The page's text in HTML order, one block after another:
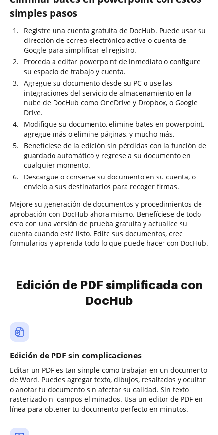
simples pasos
Registre una cuenta gratuita de DocHub. Puede usar su
dirección de correo electrónico activa o cuenta de
Google para simplificar el registro.
Proceda a editar powerpoint de inmediato o configure
su espacio de trabajo y cuenta.
Agregue su documento desde su PC o use las
integraciones del servicio de almacenamiento en la
nube de DocHub como OneDrive y Dropbox, o Google
Drive.
Modifique su documento, elimine bates en powerpoint,
agregue más o elimine páginas, y mucho más.
Benefíciese de la edición sin pérdidas con la función de
guardado automático y regrese a su documento en
cualquier momento.
Descargue o conserve su documento en su cuenta, o
envíelo a sus destinatarios para recoger firmas.
Mejore su generación de documentos y procedimientos de
aprobación con DocHub ahora mismo. Benefíciese de todo
esto con una versión de prueba gratuita y actualice su
cuenta cuando esté listo. Edite sus documentos, cree
formularios y aprenda todo lo que puede hacer con DocHub.
Edición de PDF simplificada con
DocHub
Edición de PDF sin complicaciones
Editar un PDF es tan simple como trabajar en un documento
de Word. Puedes agregar texto, dibujos, resaltados y ocultar
o anotar tu documento sin afectar su calidad. Sin texto
rasterizado ni campos eliminados. Usa un editor de PDF en
línea para obtener tu documento perfecto en minutos.